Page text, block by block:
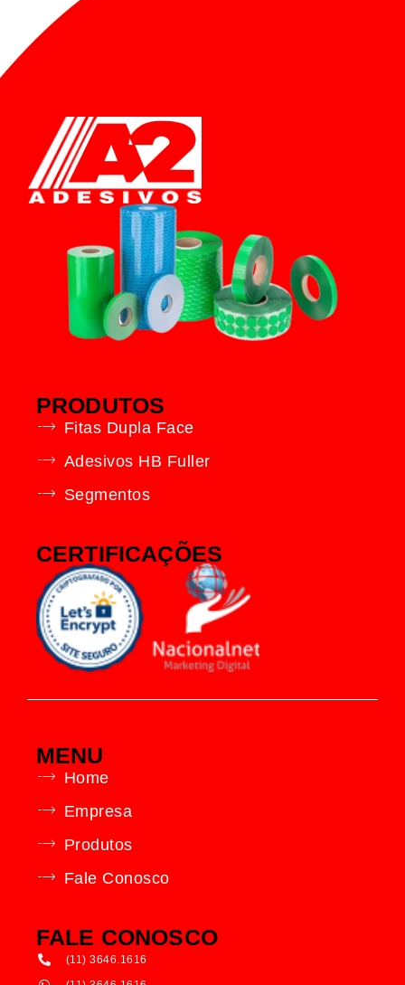
PRODUTOS
Fitas Dupla Face
Adesivos HB Fuller
Segmentos
CERTIFICAÇÕES
MENU
Home
Empresa
Produtos
Fale Conosco
FALE CONOSCO
(11) 3646.1616